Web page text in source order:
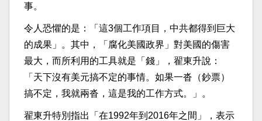
事。
令人恐懼的是：「這3個工作項目，中共都得到巨大
的成果」。其中，「腐化美國政界」對美國的傷害
最大，而所利用的工具就是「錢」，翟東升說：
「天下沒有美元搞不定的事情。如果一沓（鈔票）
搞不定，我就兩沓，這是我的工作方式。」。
翟東升特別指出「在1992年到2016年之間」，表示